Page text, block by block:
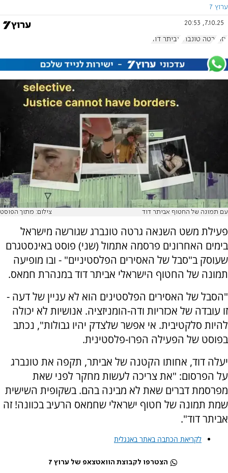
ערוץ 7
7.10.25, 20:53
עזה גרטה טונברג אביתר דוד
עם תמונה של החטוף אביתר דוד צילום: מתוך הפוסט
פעילת משט השנאה גרטה טונברג שגורשה מישראל
בימים האחרונים פרסמה אתמול (שני) פוסט באינסטגרם
שעוסק ב"סבל של האסירים הפלסטיניים" - ובו מופיעה
תמונה של החטוף הישראלי אביתר דוד במנהרת חמאס.
"הסבל של האסירים הפלסטינים הוא לא עניין של דעה -
זו עובדה של אכזריות ודה-הומניזציה. אנושיות לא יכולה
להיות סלקטיבית. אי אפשר שלצדק יהיו גבולות", נכתב
בפוסט של הפעילה הפרו-פלסטינית.
יעלה דוד, אחותו הקטנה של אביתר, תקפה את טונברג
על הפרסום: "את צריכה לעשות מחקר לפני שאת
מפרסמת דברים שאת לא מבינה בהם. בשקופית השישית
שמת תמונה של חטוף ישראלי שחמאס הרעיב בכוונה! זה
אביתר דוד".
לקריאת הכתבה באתר באנגלית
הצטרפו לקבוצת הוואטצאפ של ערוץ 7